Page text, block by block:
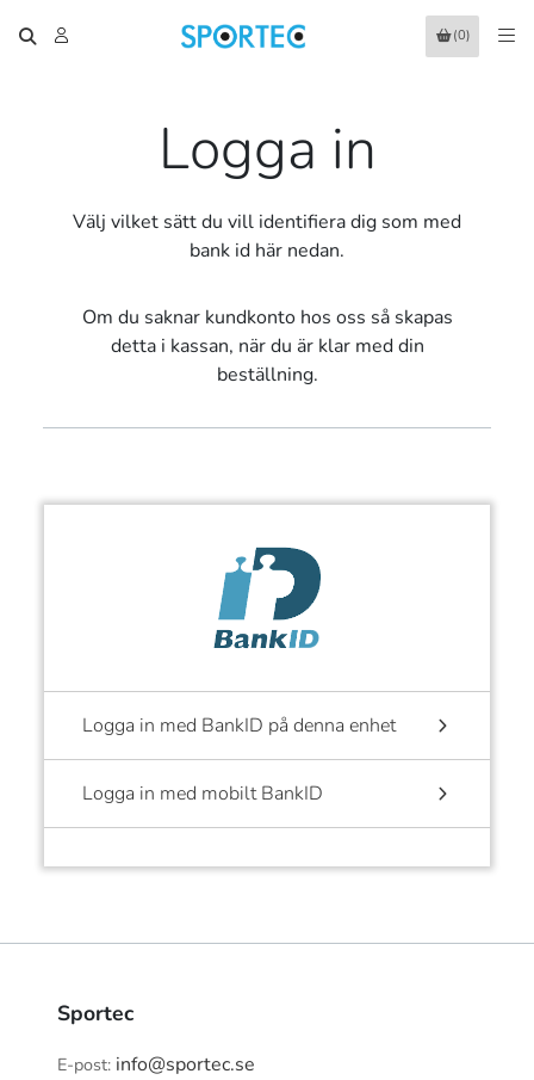
(0)
Logga in
Välj vilket sätt du vill identifiera dig som med
bank id här nedan.
Om du saknar kundkonto hos oss så skapas
detta i kassan, när du är klar med din
beställning.
Logga in med BankID på denna enhet
Logga in med mobilt BankID
Sportec
E-post: info@sportec.se